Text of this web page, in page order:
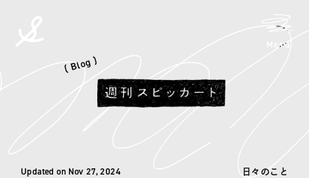
| スピッカート
メニ
Menu
( Blog )
Updated on Nov 27, 2024 日々のこと